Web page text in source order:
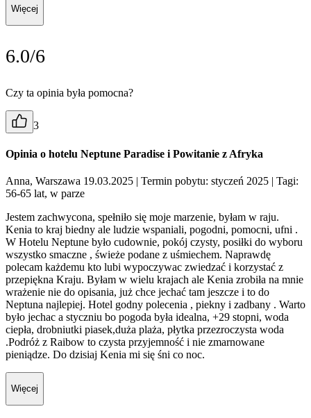
Więcej
6.0/6
Czy ta opinia była pomocna?
3
Opinia o hotelu Neptune Paradise i Powitanie z Afryka
Anna, Warszawa 19.03.2025 | Termin pobytu: styczeń 2025 | Tagi:
56-65 lat, w parze
Jestem zachwycona, spełniło się moje marzenie, byłam w raju.
Kenia to kraj biedny ale ludzie wspaniali, pogodni, pomocni, ufni .
W Hotelu Neptune było cudownie, pokój czysty, posiłki do wyboru
wszystko smaczne , świeże podane z uśmiechem. Naprawdę
polecam każdemu kto lubi wypoczywac zwiedzać i korzystać z
przepiękna Kraju. Byłam w wielu krajach ale Kenia zrobiła na mnie
wrażenie nie do opisania, już chce jechać tam jeszcze i to do
Neptuna najlepiej. Hotel godny polecenia , piekny i zadbany . Warto
było jechac a styczniu bo pogoda była idealna, +29 stopni, woda
ciepła, drobniutki piasek,duża plaża, płytka przezroczysta woda
.Podróż z Raibow to czysta przyjemność i nie zmarnowane
pieniądze. Do dzisiaj Kenia mi się śni co noc.
Więcej